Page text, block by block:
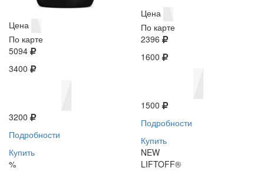
Цена
По карте
5094
3400
3200
Подробности
Купить
%
Цена
По карте
2396
1600
1500
Подробности
Купить
NEW
LIFTOFF®